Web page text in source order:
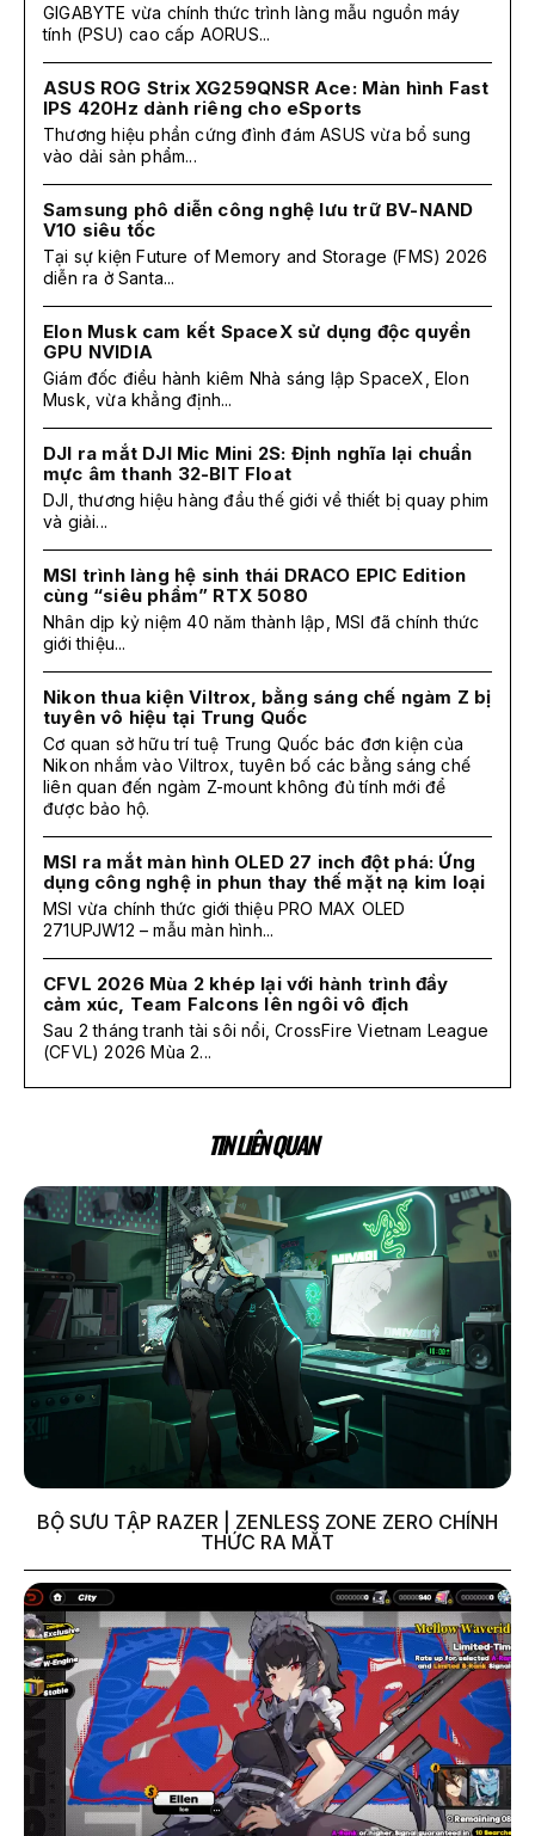
GIGABYTE vừa chính thức trình làng mẫu nguồn máy
tính (PSU) cao cấp AORUS...
ASUS ROG Strix XG259QNSR Ace: Màn hình Fast
IPS 420Hz dành riêng cho eSports
Thương hiệu phần cứng đình đám ASUS vừa bổ sung
vào dải sản phẩm...
Samsung phô diễn công nghệ lưu trữ BV-NAND
V10 siêu tốc
Tại sự kiện Future of Memory and Storage (FMS) 2026
diễn ra ở Santa...
Elon Musk cam kết SpaceX sử dụng độc quyền
GPU NVIDIA
Giám đốc điều hành kiêm Nhà sáng lập SpaceX, Elon
Musk, vừa khẳng định...
DJI ra mắt DJI Mic Mini 2S: Định nghĩa lại chuẩn
mực âm thanh 32-BIT Float
DJI, thương hiệu hàng đầu thế giới về thiết bị quay phim
và giải...
MSI trình làng hệ sinh thái DRACO EPIC Edition
cùng “siêu phẩm” RTX 5080
Nhân dịp kỷ niệm 40 năm thành lập, MSI đã chính thức
giới thiệu...
Nikon thua kiện Viltrox, bằng sáng chế ngàm Z bị
tuyên vô hiệu tại Trung Quốc
Cơ quan sở hữu trí tuệ Trung Quốc bác đơn kiện của
Nikon nhắm vào Viltrox, tuyên bố các bằng sáng chế
liên quan đến ngàm Z-mount không đủ tính mới để
được bảo hộ.
MSI ra mắt màn hình OLED 27 inch đột phá: Ứng
dụng công nghệ in phun thay thế mặt nạ kim loại
MSI vừa chính thức giới thiệu PRO MAX OLED
271UPJW12 – mẫu màn hình...
CFVL 2026 Mùa 2 khép lại với hành trình đầy
cảm xúc, Team Falcons lên ngôi vô địch
Sau 2 tháng tranh tài sôi nổi, CrossFire Vietnam League
(CFVL) 2026 Mùa 2...
TIN LIÊN QUAN
BỘ SƯU TẬP RAZER | ZENLESS ZONE ZERO CHÍNH
THỨC RA MẮT